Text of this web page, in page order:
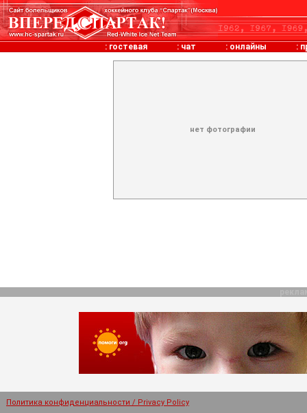
: гостевая : чат : онлайны :
нет фотографии
Политика конфиденциальности / Privacy Policy